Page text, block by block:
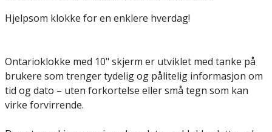
Hjelpsom klokke for en enklere hverdag!
Ontarioklokke med 10" skjerm er utviklet med tanke på
brukere som trenger tydelig og pålitelig informasjon om
tid og dato – uten forkortelse eller små tegn som kan
virke forvirrende.